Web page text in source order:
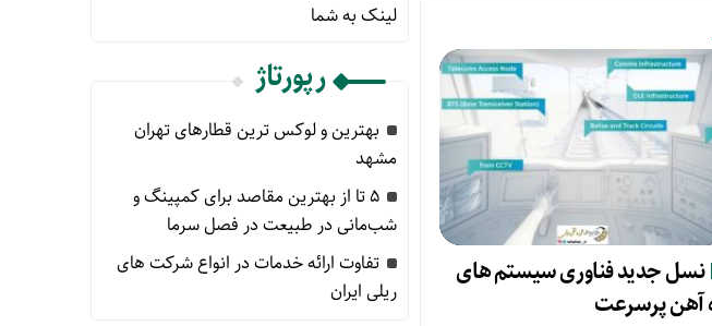
نسل جدید فناوری سیستم های
آهن پرسرعت
لینک به شما
رپورتاژ
بهترین و لوکس ترین قطارهای تهران
مشهد
۵ تا از بهترین مقاصد برای کمپینگ و
شب‌مانی در طبیعت در فصل سرما
تفاوت ارائه خدمات در انواع شرکت های
ریلی ایران